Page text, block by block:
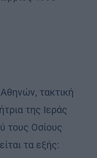
τακτική
της Ιεράς
τους Οσίους
τα εξής: